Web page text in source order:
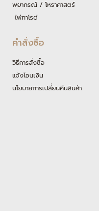
พยากรณ์ / โหราศาสตร์
ไพ่ทาโรต์
คำสั่งซื้อ
วิธีการสั่งซื้อ
แจ้งโอนเงิน
นโยบายการเปลี่ยนคืนสินค้า